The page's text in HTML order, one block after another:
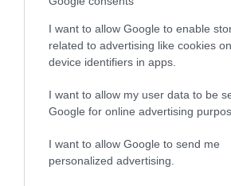
I want to allow Google to enable
related to advertising like cookies
device identifiers in apps.
I want to allow my user data to be
Google for online advertising
I want to allow Google to send me
personalized advertising.
Ο VP & General Manager
Disney Company Ελλάδας &
Βασίλης Ηλιόπουλος
Χαμόγελο του Παιδιού,
θεματικά πακέτα
ιστορίες των θαρραλέων